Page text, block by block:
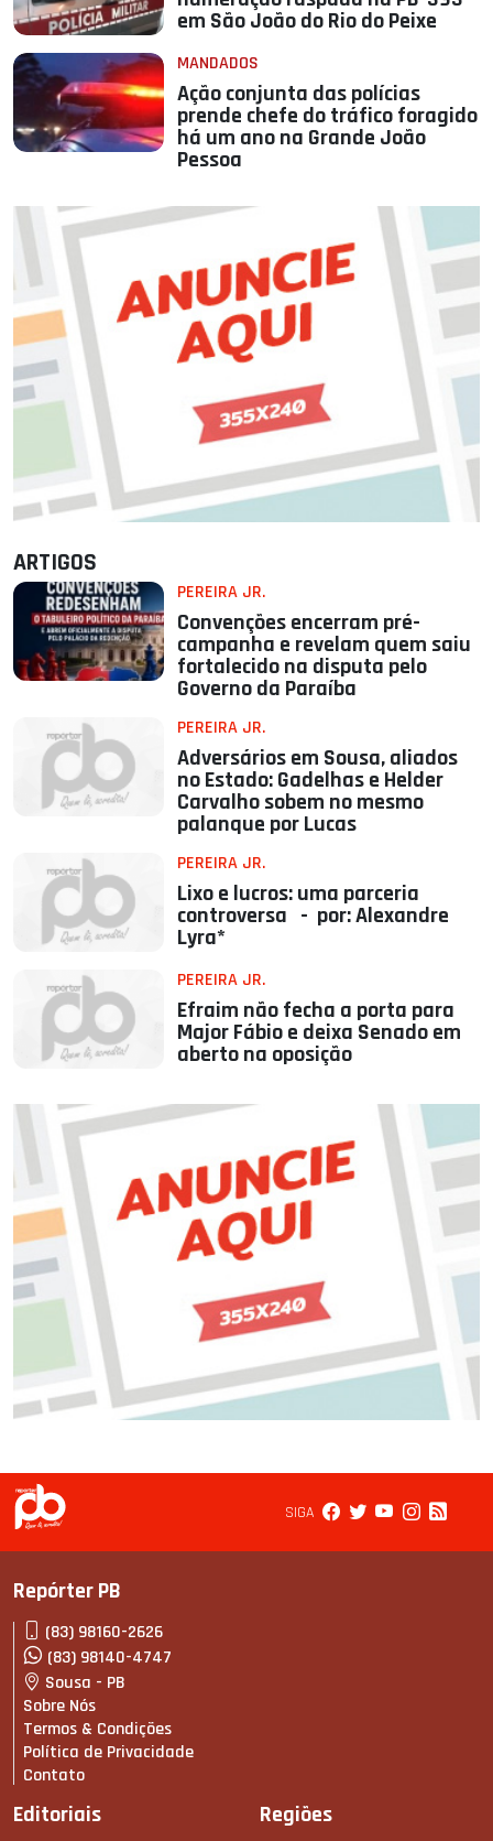
em São João do Rio do Peixe
MANDADOS
Ação conjunta das polícias
prende chefe do tráfico foragido
há um ano na Grande João
Pessoa
ARTIGOS
PEREIRA JR.
Convenções encerram pré-
campanha e revelam quem saiu
fortalecido na disputa pelo
Governo da Paraíba
PEREIRA JR.
Adversários em Sousa, aliados
no Estado: Gadelhas e Helder
Carvalho sobem no mesmo
palanque por Lucas
PEREIRA JR.
Lixo e lucros: uma parceria
controversa - por: Alexandre
Lyra*
PEREIRA JR.
Efraim não fecha a porta para
Major Fábio e deixa Senado em
aberto na oposição
SIGA
Repórter PB
(83) 98160-2626
(83) 98140-4747
Sousa - PB
Sobre Nós
Termos & Condições
Política de Privacidade
Contato
Editoriais Regiões